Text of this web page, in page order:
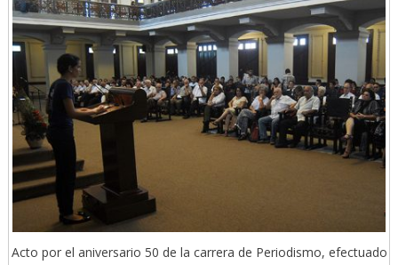
Acto por el aniversario 50 de la carrera de Periodismo, efectuado